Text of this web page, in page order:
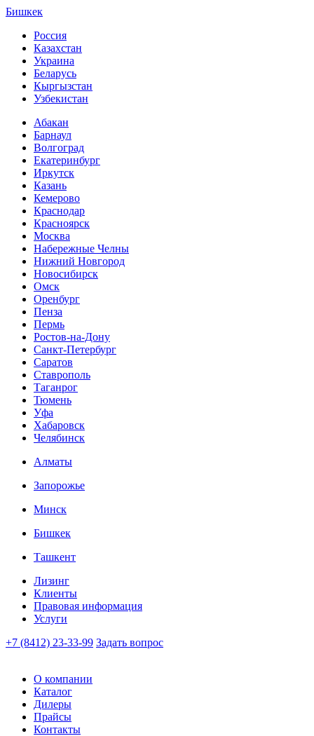
Бишкек
Россия
Казахстан
Украина
Беларусь
Кыргызстан
Узбекистан
Абакан
Барнаул
Волгоград
Екатеринбург
Иркутск
Казань
Кемерово
Краснодар
Красноярск
Москва
Набережные Челны
Нижний Новгород
Новосибирск
Омск
Оренбург
Пенза
Пермь
Ростов-на-Дону
Санкт-Петербург
Саратов
Ставрополь
Таганрог
Тюмень
Уфа
Хабаровск
Челябинск
Алматы
Запорожье
Минск
Бишкек
Ташкент
Лизинг
Клиенты
Правовая информация
Услуги
+7 (8412) 23-33-99 Задать вопрос
О компании
Каталог
Дилеры
Прайсы
Контакты